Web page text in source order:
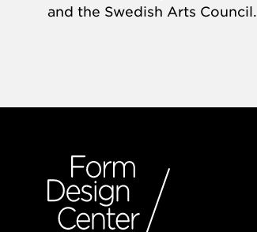
and the Swedish Arts Council.